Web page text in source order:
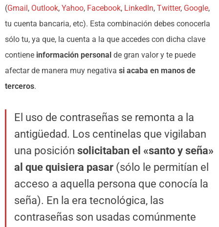
(Gmail, Outlook, Yahoo, Facebook, LinkedIn, Twitter, Google,
tu cuenta bancaria, etc). Esta combinación debes conocerla
sólo tu, ya que, la cuenta a la que accedes con dicha clave
contiene información personal de gran valor y te puede
afectar de manera muy negativa si acaba en manos de
terceros.
El uso de contraseñas se remonta a la
antigüedad. Los centinelas que vigilaban
una posición solicitaban el «santo y seña»
al que quisiera pasar (sólo le permitían el
acceso a aquella persona que conocía la
seña). En la era tecnológica, las
contraseñas son usadas comúnmente